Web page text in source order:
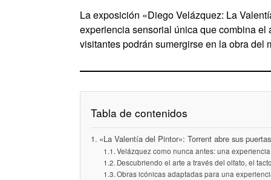
La exposición «Diego Velázquez: La
experiencia sensorial única que combina
visitantes podrán sumergirse en la obra del
Tabla de contenidos
«La Valentía del Pintor»: Torrent abre sus
Velázquez como nunca antes: una
Descubriendo el arte a través del olfato, el
Obras icónicas adaptadas para una